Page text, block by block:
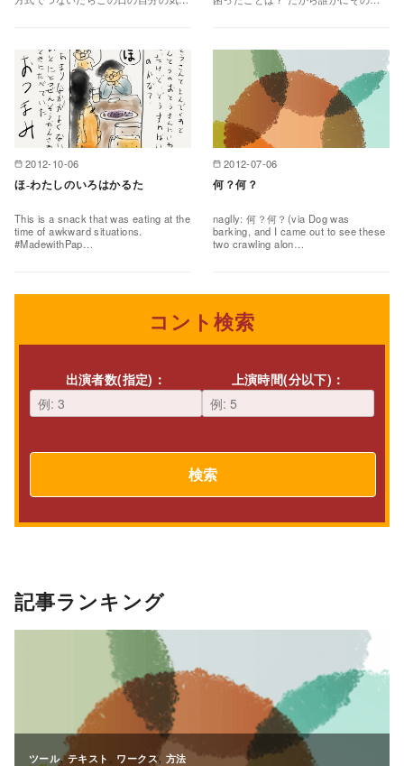
2012-10-06
ほ-わたしのいろはかるた
This is a snack that was eating at the
time of awkward situations.
#MadewithPap…
2012-07-06
何？何？
naglly: 何？何？(via Dog was
barking, and I came out to see these
two crawling alon…
コント検索
出演者数(指定)： 上演時間(分以下)：
検索
記事ランキング